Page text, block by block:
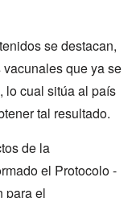
se destacan,
que ya se
lo cual sitúa al país
tal resultado.
de la
el Protocolo -
para el